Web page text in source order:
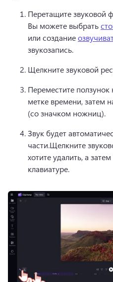
Вы можете выбрать
или создание
звукозапись.
Щелкните звуковой
Переместите
метке времени, затем
(со значком ножниц).
Звук будет
части.Щелкните
хотите удалить, а
клавиатуре.